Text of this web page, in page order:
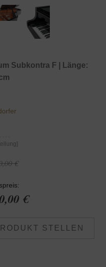
Subkontra F | Länge:
€
€
STELLEN